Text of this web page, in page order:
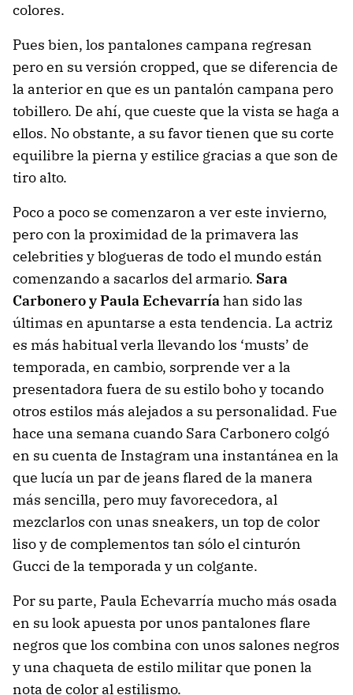
colores.
Pues bien, los pantalones campana regresan
pero en su versión cropped, que se diferencia de
la anterior en que es un pantalón campana pero
tobillero. De ahí, que cueste que la vista se haga a
ellos. No obstante, a su favor tienen que su corte
equilibre la pierna y estilice gracias a que son de
tiro alto.
Poco a poco se comenzaron a ver este invierno,
pero con la proximidad de la primavera las
celebrities y blogueras de todo el mundo están
comenzando a sacarlos del armario. Sara
Carbonero y Paula Echevarríahan sido las
últimas en apuntarse a esta tendencia. La actriz
es más habitual verla llevando los ‘musts’ de
temporada, en cambio, sorprende ver a la
presentadora fuera de su estilo boho y tocando
otros estilos más alejados a su personalidad. Fue
hace una semana cuando Sara Carbonero colgó
en su cuenta de Instagram una instantánea en la
que lucía un par de jeans flared de la manera
más sencilla, pero muy favorecedora, al
mezclarlos con unas sneakers, un top de color
liso y de complementos tan sólo el cinturón
Gucci de la temporada y un colgante.
Por su parte, Paula Echevarría mucho más osada
en su look apuesta por unos pantalones flare
negros que los combina con unos salones negros
y una chaqueta de estilo militar que ponen la
nota de color al estilismo.